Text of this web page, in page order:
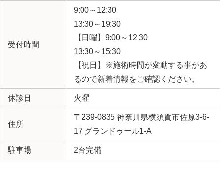
受付時間
9:00～12:30
13:30～19:30
【日曜】9:00～12:30
13:30～15:30
【祝日】※施術時間が変動する事があ
るので新着情報をご確認ください。
休診日 火曜
住所
〒239-0835 神奈川県横須賀市佐原3-6-
17 グランドゥール1-A
駐車場 2台完備